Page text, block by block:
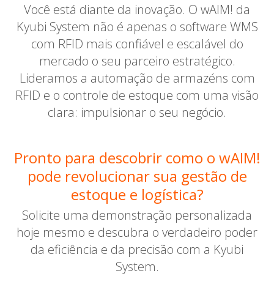
Você está diante da inovação. O wAIM! da
Kyubi System não é apenas o software WMS
com RFID mais confiável e escalável do
mercado o seu parceiro estratégico.
Lideramos a automação de armazéns com
RFID e o controle de estoque com uma visão
clara: impulsionar o seu negócio.
Pronto para descobrir como o wAIM!
pode revolucionar sua gestão de
estoque e logística?
Solicite uma demonstração personalizada
hoje mesmo e descubra o verdadeiro poder
da eficiência e da precisão com a Kyubi
System.